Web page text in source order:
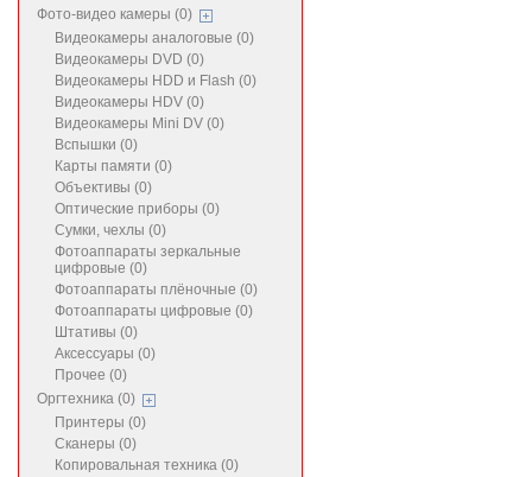
Фото-видео камеры (0)
Видеокамеры аналоговые (0)
Видеокамеры DVD (0)
Видеокамеры HDD и Flash (0)
Видеокамеры HDV (0)
Видеокамеры Mini DV (0)
Вспышки (0)
Карты памяти (0)
Объективы (0)
Оптические приборы (0)
Сумки, чехлы (0)
Фотоаппараты зеркальные
цифровые (0)
Фотоаппараты плёночные (0)
Фотоаппараты цифровые (0)
Штативы (0)
Аксессуары (0)
Прочее (0)
Оргтехника (0)
Принтеры (0)
Сканеры (0)
Копировальная техника (0)